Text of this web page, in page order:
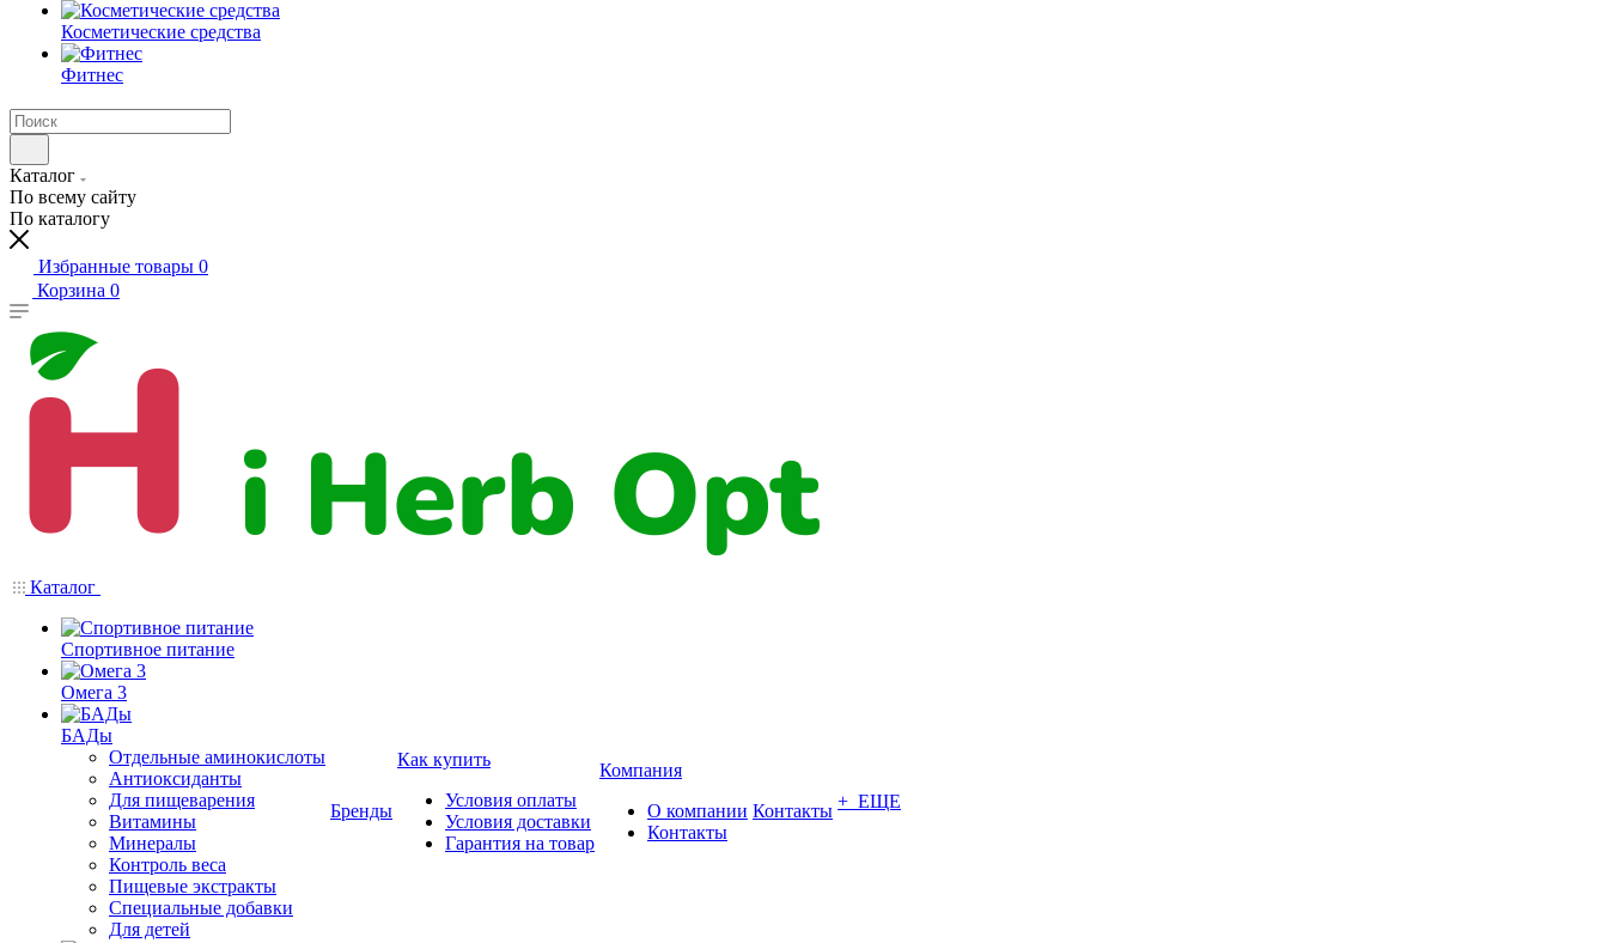
Косметические средства
Фитнес
Каталог
По всему сайту
По каталогу
Избранные товары 0
Корзина 0
Каталог
Спортивное питание
Омега 3
БАДы
Отдельные аминокислоты
Антиоксиданты
Для пищеварения
Витамины
Минералы
Контроль веса
Пищевые экстракты
Специальные добавки
Для детей
Бренды
Как купить
Условия оплаты
Условия доставки
Гарантия на товар
Компания
О компании
Контакты
Контакты + ЕЩЕ